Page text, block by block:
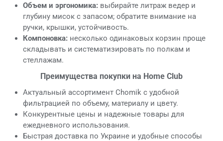
Объем и эргономика: выбирайте литраж ведер и
глубину мисок с запасом; обратите внимание на
ручки, крышки, устойчивость.
Компоновка: несколько одинаковых корзин проще
складывать и систематизировать по полкам и
стеллажам.
Преимущества покупки на Home Club
Актуальный ассортимент Chomik с удобной
фильтрацией по объему, материалу и цвету.
Конкурентные цены и надежные товары для
ежедневного использования.
Быстрая доставка по Украине и удобные способы